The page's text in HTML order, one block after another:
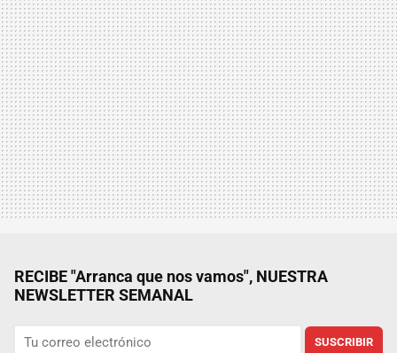
RECIBE "Arranca que nos vamos", NUESTRA
NEWSLETTER SEMANAL
SUSCRIBIR